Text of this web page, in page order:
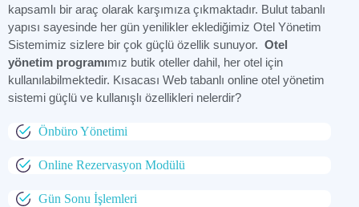
kapsamlı bir araç olarak karşımıza çıkmaktadır. Bulut tabanlı
yapısı sayesinde her gün yenilikler eklediğimiz Otel Yönetim
Sistemimiz sizlere bir çok güçlü özellik sunuyor. Otel
yönetim programımız butik oteller dahil, her otel için
kullanılabilmektedir. Kısacası Web tabanlı online otel yönetim
sistemi güçlü ve kullanışlı özellikleri nelerdir?
Önbüro Yönetimi
Online Rezervasyon Modülü
Gün Sonu İşlemleri